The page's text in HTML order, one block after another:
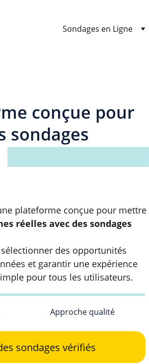
Sondages en Ligne
conçue pour
sondages
sondages vérifiés
plateforme conçue pour mettre
réelles avec des sondages
des opportunités
et garantir une expérience
pour tous les utilisateurs.
Approche qualité